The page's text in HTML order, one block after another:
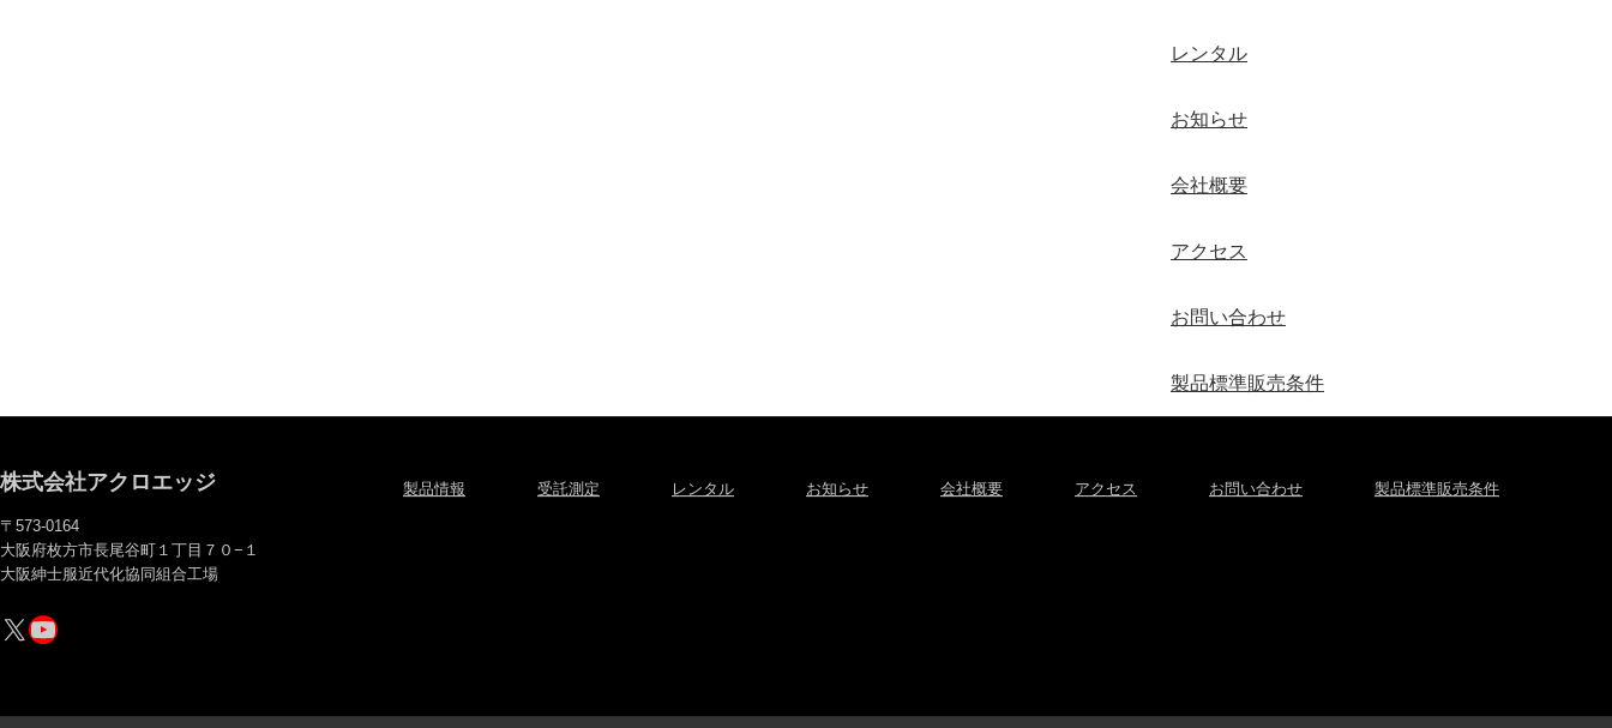
レンタル
お知らせ
会社概要
アクセス
お問い合わせ
製品標準販売条件
株式会社アクロエッジ
〒573-0164
大阪府枚方市長尾谷町１丁目７０−１
大阪紳士服近代化協同組合工場
X YouTube
製品情報 受託測定 レンタル お知らせ 会社概要 アクセス お問い合わせ 製品標準販売条件